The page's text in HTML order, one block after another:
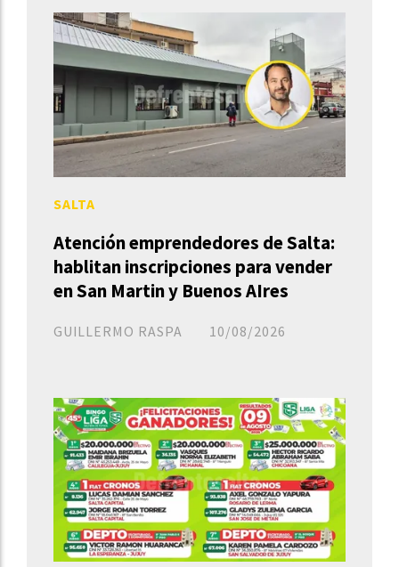
Atención emprendedores de Salta:
hablitan inscripciones para vender
en San Martin y Buenos AIres
GUILLERMO RASPA
SALTA
10/08/2026